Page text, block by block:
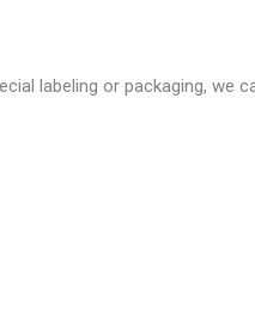
labeling or packaging, we